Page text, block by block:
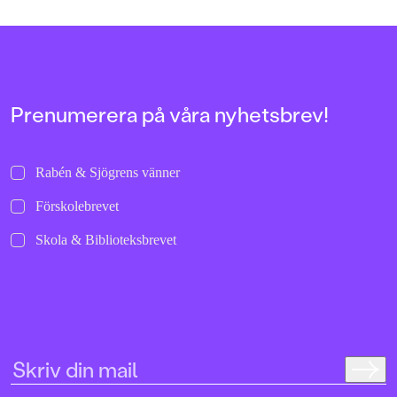
Prenumerera på våra nyhetsbrev!
Rabén & Sjögrens vänner
Förskolebrevet
Skola & Biblioteksbrevet